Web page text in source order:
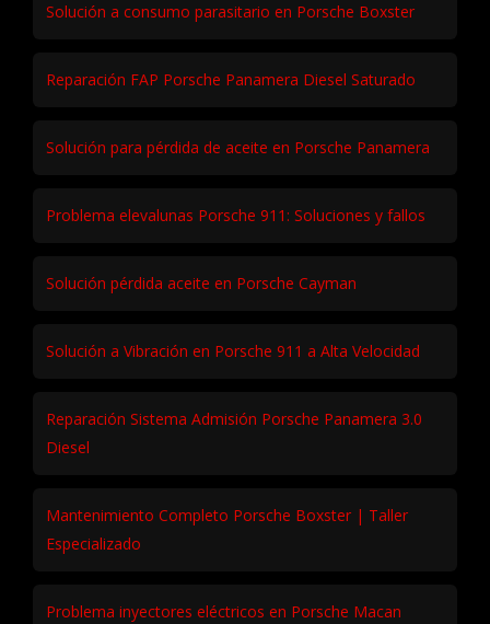
Solución a consumo parasitario en Porsche Boxster
Reparación FAP Porsche Panamera Diesel Saturado
Solución para pérdida de aceite en Porsche Panamera
Problema elevalunas Porsche 911: Soluciones y fallos
Solución pérdida aceite en Porsche Cayman
Solución a Vibración en Porsche 911 a Alta Velocidad
Reparación Sistema Admisión Porsche Panamera 3.0
Diesel
Mantenimiento Completo Porsche Boxster | Taller
Especializado
Problema inyectores eléctricos en Porsche Macan